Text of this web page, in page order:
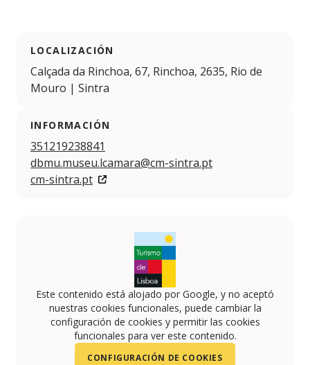
LOCALIZACIÓN
Calçada da Rinchoa, 67, Rinchoa, 2635, Rio de
Mouro | Sintra
INFORMACIÓN
351219238841
dbmu.museu.lcamara@cm-sintra.pt
cm-sintra.pt
Este contenido está alojado por Google, y no aceptó
nuestras cookies funcionales, puede cambiar la
configuración de cookies y permitir las cookies
funcionales para ver este contenido.
CONFIGURACIÓN DE COOKIES